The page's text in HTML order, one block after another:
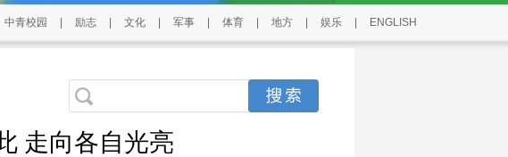
中青校园 励志 文化 军事 体育 地方 娱乐 ENGLISH
走向各自光亮